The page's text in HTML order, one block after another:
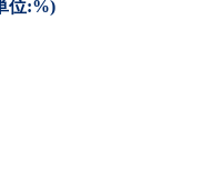
位:%)